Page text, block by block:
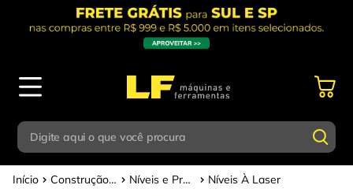
Digite aqui o que você procura
Digite aqui o que você procura
Construção Civil Níveis e Prumos Níveis À Laser
Termos mais buscados